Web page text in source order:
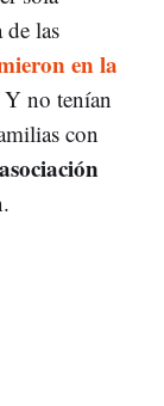
las
en la
no tenían
con
asociación